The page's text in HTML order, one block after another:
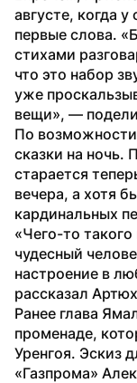
августе, когда
первые слова.
стихами
что это набор
уже
вещи», —
По
сказки на ночь.
старается
вечера, а хотя
кардинальных
«Чего-то
чудесный
настроение в
рассказал
Ранее глава
променаде,
Уренгоя. Эскиз
«Газпрома»